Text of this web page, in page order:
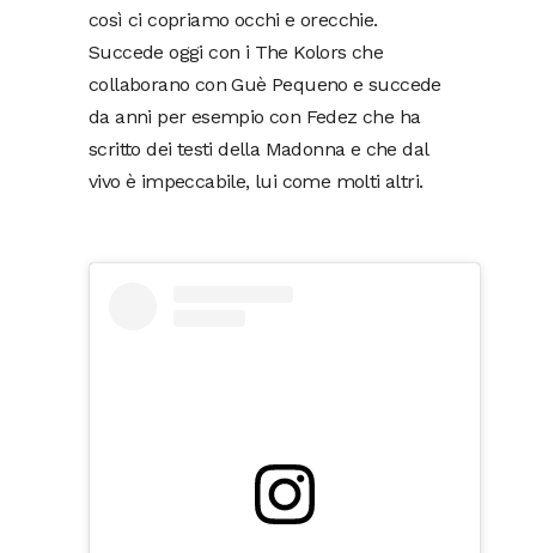
così ci copriamo occhi e orecchie.
Succede oggi con i The Kolors che
collaborano con Guè Pequeno e succede
da anni per esempio con Fedez che ha
scritto dei testi della Madonna e che dal
vivo è impeccabile, lui come molti altri.